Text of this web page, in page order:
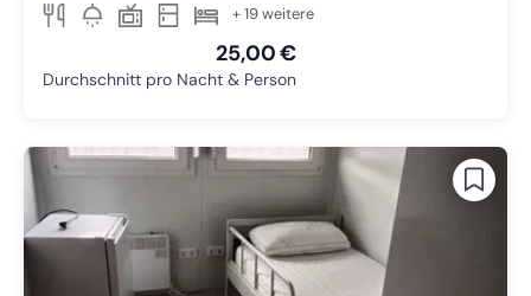
+ 19 weitere
25,00 €
Durchschnitt pro Nacht & Person